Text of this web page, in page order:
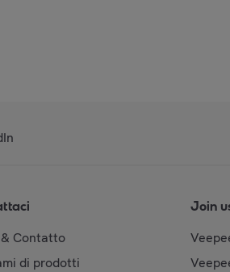
Contatto
di prodotti
Join